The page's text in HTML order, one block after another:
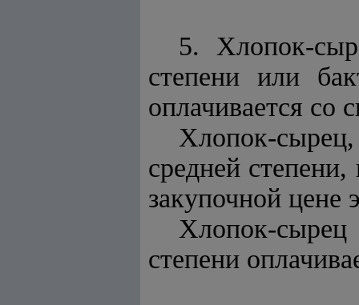
5. Хлопок-
степени или
оплачивается со
Хлопок-
средней
закупочной цене
Хлопок-сырец
степени